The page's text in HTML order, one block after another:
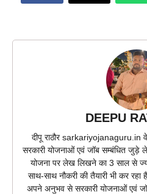
DEEPU
दीपू राठौर sarkariyojanaguru.in
सरकारी योजनाओं एवं जॉब सम्बंधित जुड़े
योजना पर लेख लिखने का 3 साल से
साथ-साथ नौकरी की तैयारी भी कर
अपने अनुभव से सरकारी योजनाओं एवं